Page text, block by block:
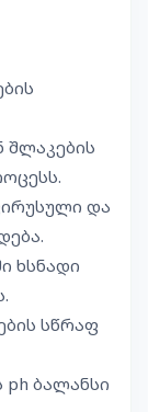
შლაკების
და
ხსნადი
სწრაფ
ph ბალანსი